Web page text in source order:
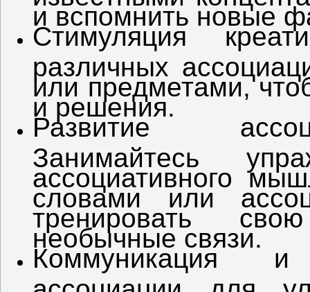
и вспомнить новые
Стимуляция
различных
или предметами,
и решения.
Развитие
Занимайтесь
ассоциативного
словами или
тренировать
необычные связи.
Коммуникация и
ассоциации для